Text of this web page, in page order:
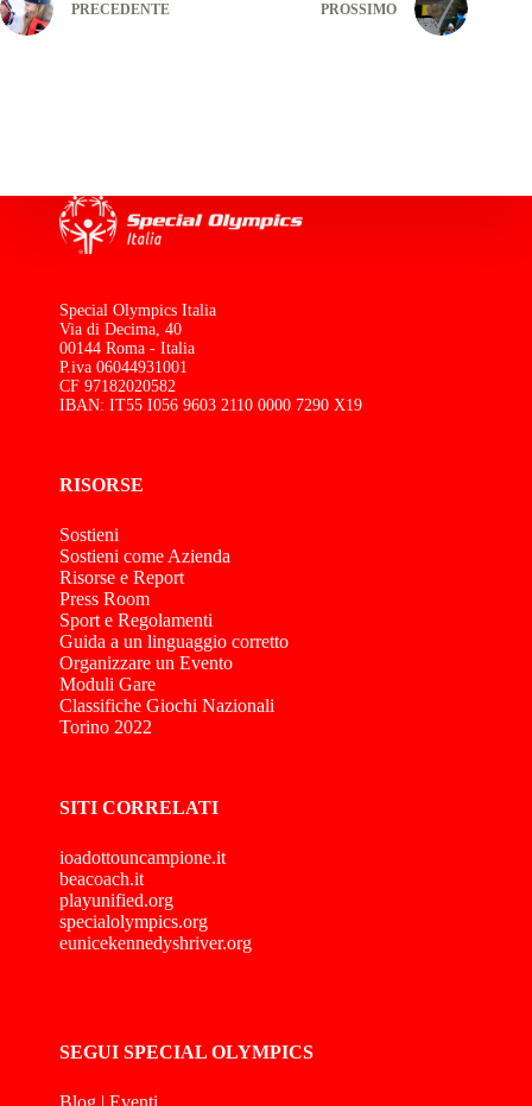
PRECEDENTE PROSSIMO
Special Olympics Italia
Via di Decima, 40
00144 Roma - Italia
P.iva 06044931001
CF 97182020582
IBAN: IT55 I056 9603 2110 0000 7290 X19
RISORSE
Sostieni
Sostieni come Azienda
Risorse e Report
Press Room
Sport e Regolamenti
Guida a un linguaggio corretto
Organizzare un Evento
Moduli Gare
Classifiche Giochi Nazionali
Torino 2022
SITI CORRELATI
ioadottouncampione.it
beacoach.it
playunified.org
specialolympics.org
eunicekennedyshriver.org
SEGUI SPECIAL OLYMPICS
Blog | Eventi